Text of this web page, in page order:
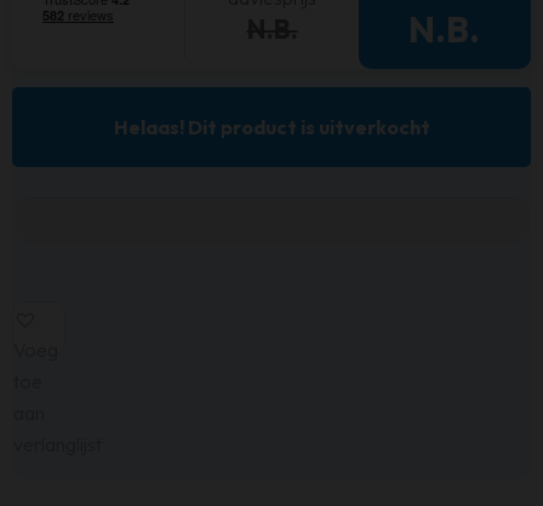
N.B.
Helaas! Dit product is uitverkocht